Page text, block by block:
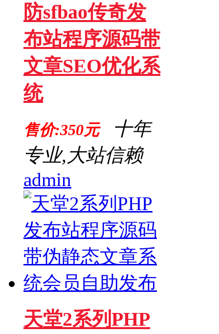
防sfbao传奇发
布站程序源码带
文章SEO优化系
统
售价:350元
十年
专业,大站信赖
admin
天堂2系列PHP